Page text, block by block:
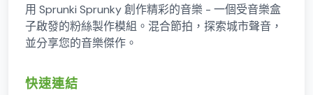
用 Sprunki Sprunky 創作精彩的音樂 - 一個受音樂盒
子啟發的粉絲製作模組。混合節拍，探索城市聲音，
並分享您的音樂傑作。
快速連結